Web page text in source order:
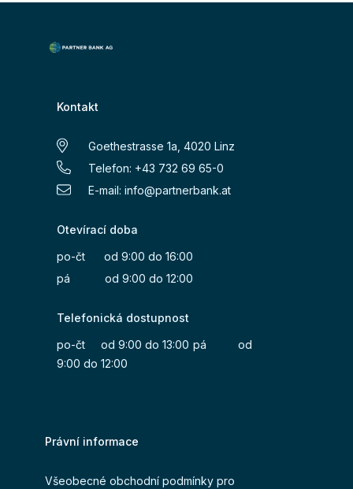
Kontakt
Goethestrasse 1a, 4020 Linz
Telefon: +43 732 69 65-0
E-mail: info@partnerbank.at
Otevírací doba
po-čt od 9:00 do 16:00
pá od 9:00 do 12:00
Telefonická dostupnost
po-čt od 9:00 do 13:00 pá od
9:00 do 12:00
Právní informace
Všeobecné obchodní podmínky pro